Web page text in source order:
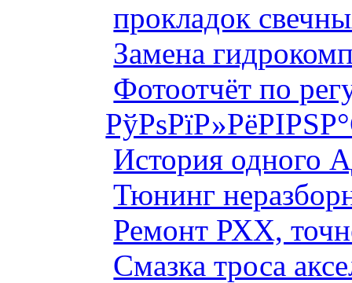
прокладок
Замена
Фотоотчёт по
История одного
Тюнинг
Ремонт РХХ,
Смазка троса